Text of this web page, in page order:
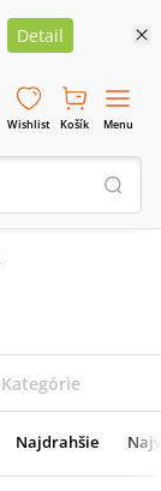
Detail
Wishlist Košík Menu
Kategórie
Najdrahšie